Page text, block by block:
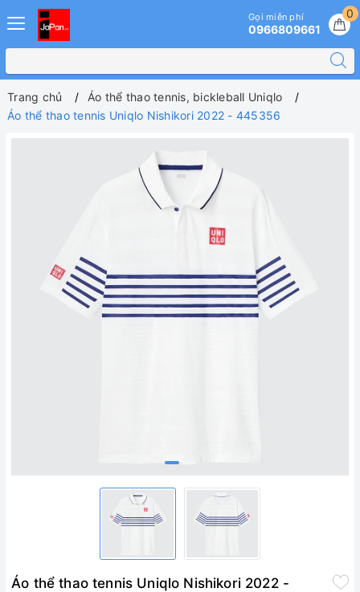
0
Gọi miễn phí
0966809661
Trang chủ
Áo thể thao tennis, bickleball Uniqlo
Áo thể thao tennis Uniqlo Nishikori 2022 - 445356
Áo thể thao tennis Uniqlo Nishikori 2022 -